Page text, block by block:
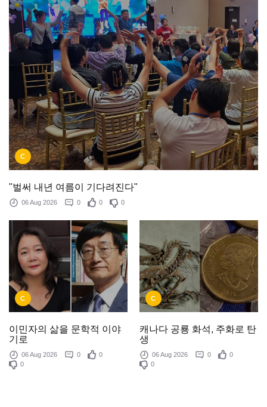
C
"벌써 내년 여름이 기다려진다"
06 Aug 2026 0 0 0
C
이민자의 삶을 문학적 이야
기로
06 Aug 2026 0
0
0
C
캐나다 공룡 화석, 주화로 탄
생
06 Aug 2026 0
0
0